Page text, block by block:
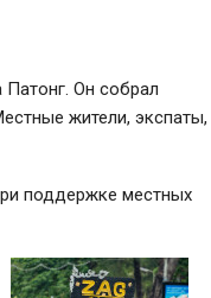
Он собрал
жители, экспаты,
поддержке местных